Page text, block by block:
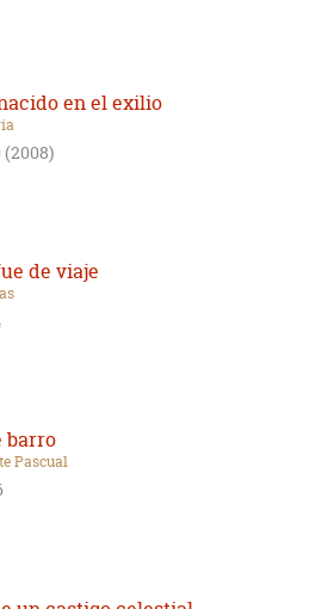
en el exilio
(2008)
de viaje
barro
Pascual